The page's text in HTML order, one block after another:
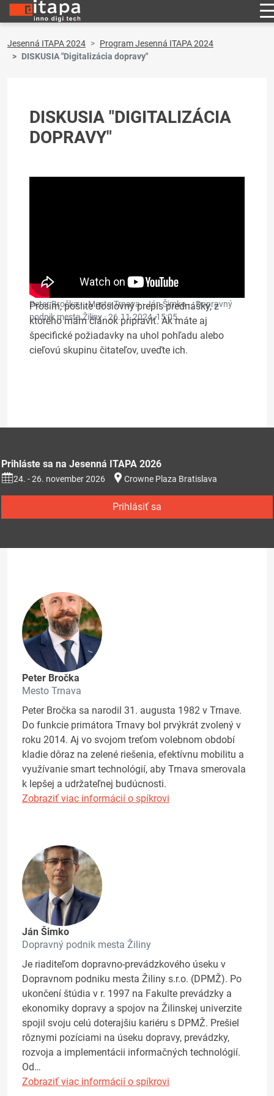
Jesenná ITAPA 2024
Program Jesenná ITAPA 2024
DISKUSIA "Digitalizácia dopravy"
DISKUSIA "DIGITALIZÁCIA
DOPRAVY"
Peter Bročka - , Mesto Trnava · Ján Šimko - , Dopravný
podnik mesta Žiliny ·26.11.2024, 15:05
Prosím, pošlite doslovný prepis prednášky, z
ktorého mám článok pripraviť. Ak máte aj
špecifické požiadavky na uhol pohľadu alebo
cieľovú skupinu čitateľov, uveďte ich.
Prihláste sa na Jesenná ITAPA 2026
24. - 26. november 2026 Crowne Plaza Bratislava
Prihlásiť sa
Peter Bročka
Mesto Trnava
Peter Bročka sa narodil 31. augusta 1982 v Trnave.
Do funkcie primátora Trnavy bol prvýkrát zvolený v
roku 2014. Aj vo svojom treťom volebnom období
kladie dôraz na zelené riešenia, efektívnu mobilitu a
využívanie smart technológií, aby Trnava smerovala
k lepšej a udržateľnej budúcnosti.
Zobraziť viac informácií o spíkrovi
Ján Šimko
Dopravný podnik mesta Žiliny
Je riaditeľom dopravno-prevádzkového úseku v
Dopravnom podniku mesta Žiliny s.r.o. (DPMŽ). Po
ukončení štúdia v r. 1997 na Fakulte prevádzky a
ekonomiky dopravy a spojov na Žilinskej univerzite
spojil svoju celú doterajšiu kariéru s DPMŽ. Prešiel
rôznymi pozíciami na úseku dopravy, prevádzky,
rozvoja a implementácii informačných technológií.
Od…
Zobraziť viac informácií o spíkrovi